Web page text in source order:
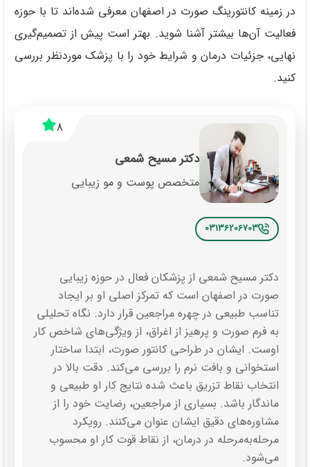
در زمینه کانتورینگ صورت در اصفهان معرفی شده‌اند تا با حوزه
فعالیت آن‌ها بیشتر آشنا شوید. بهتر است پیش از تصمیم‌گیری
نهایی، جزئیات درمان و شرایط خود را با پزشک موردنظر بررسی
کنید.
8
دکتر مسیح شمعی
متخصص پوست و مو زیبایی
03136206703
دکتر مسیح شمعی از پزشکان فعال در حوزه زیبایی
صورت در اصفهان است که تمرکز اصلی او بر ایجاد
تناسب طبیعی در چهره مراجعین قرار دارد. نگاه تحلیلی
به فرم صورت و پرهیز از اغراق، از ویژگی‌های شاخص کار
اوست. ایشان در طراحی کانتور صورت، ابتدا ساختار
استخوانی و بافت نرم را بررسی می‌کند. دقت بالا در
انتخاب نقاط تزریق باعث شده نتایج کار او طبیعی و
ماندگار باشد. بسیاری از مراجعین، رضایت خود را از
مشاوره‌های دقیق ایشان عنوان می‌کنند. رویکرد
مرحله‌به‌مرحله در درمان، از نقاط قوت کار او محسوب
می‌شود.